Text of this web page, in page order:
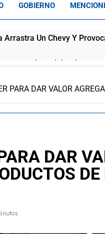
GOBIERNO
Arrastra Un Chevy Y
se roba celular de
pintando postes de
tradicional carrera de las
defendemos la
Arce aprobación de
se olvida de OFS y se
prensada tras brutal
PARA DAR VALOR
DAR